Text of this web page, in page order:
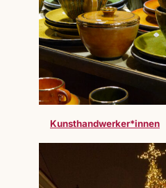
Kunsthandwerker*innen